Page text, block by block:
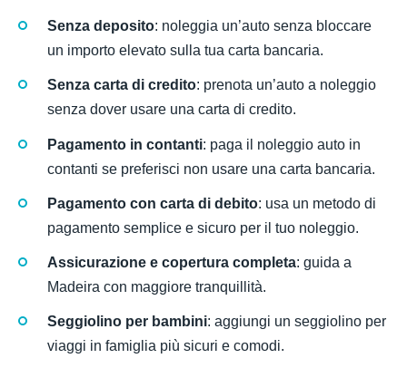
Senza deposito: noleggia un’auto senza bloccare
un importo elevato sulla tua carta bancaria.
Senza carta di credito: prenota un’auto a noleggio
senza dover usare una carta di credito.
Pagamento in contanti: paga il noleggio auto in
contanti se preferisci non usare una carta bancaria.
Pagamento con carta di debito: usa un metodo di
pagamento semplice e sicuro per il tuo noleggio.
Assicurazione e copertura completa: guida a
Madeira con maggiore tranquillità.
Seggiolino per bambini: aggiungi un seggiolino per
viaggi in famiglia più sicuri e comodi.